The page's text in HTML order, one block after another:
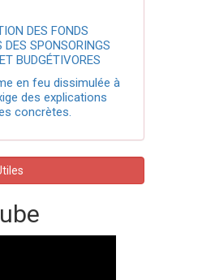
DES FONDS
SPONSORINGS
BUDGÉTIVORES
en feu dissimulée à
des explications
concrètes.